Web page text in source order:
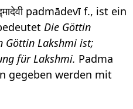
padmādevī f., ist ein
Die Göttin
Göttin Lakshmi ist;
für Lakshmi. Padma
gegeben werden mit